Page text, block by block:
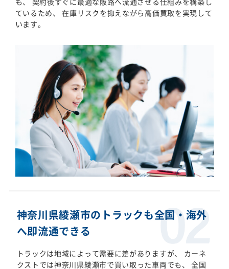
ているため、 在庫リスクを抑えながら高価買取を実現して
います。
神奈川県綾瀬市のトラックも全国・海外
へ即流通できる
トラックは地域によって需要に差がありますが、 カーネ
クストでは神奈川県綾瀬市で買い取った車両でも、 全国